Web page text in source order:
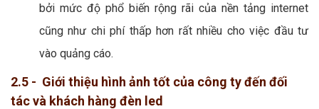
bởi mức độ phổ biến rộng rãi của nền tảng internet
cũng như chi phí thấp hơn rất nhiều cho việc đầu tư
vào quảng cáo.
2.5 - Giới thiệu hình ảnh tốt của công ty đến đối
tác và khách hàng đèn led